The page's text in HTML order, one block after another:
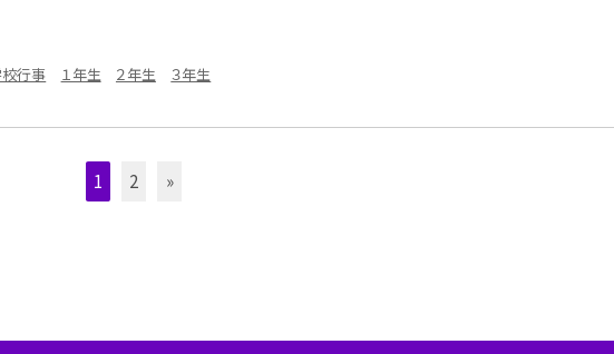
行事 １年生 ２年生 ３年生
1 2 »